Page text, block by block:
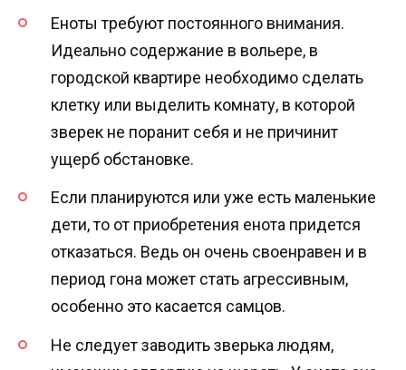
Еноты требуют постоянного внимания.
Идеально содержание в вольере, в
городской квартире необходимо сделать
клетку или выделить комнату, в которой
зверек не поранит себя и не причинит
ущерб обстановке.
Если планируются или уже есть маленькие
дети, то от приобретения енота придется
отказаться. Ведь он очень своенравен и в
период гона может стать агрессивным,
особенно это касается самцов.
Не следует заводить зверька людям,